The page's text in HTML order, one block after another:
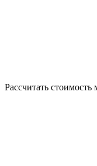
Рассчитать